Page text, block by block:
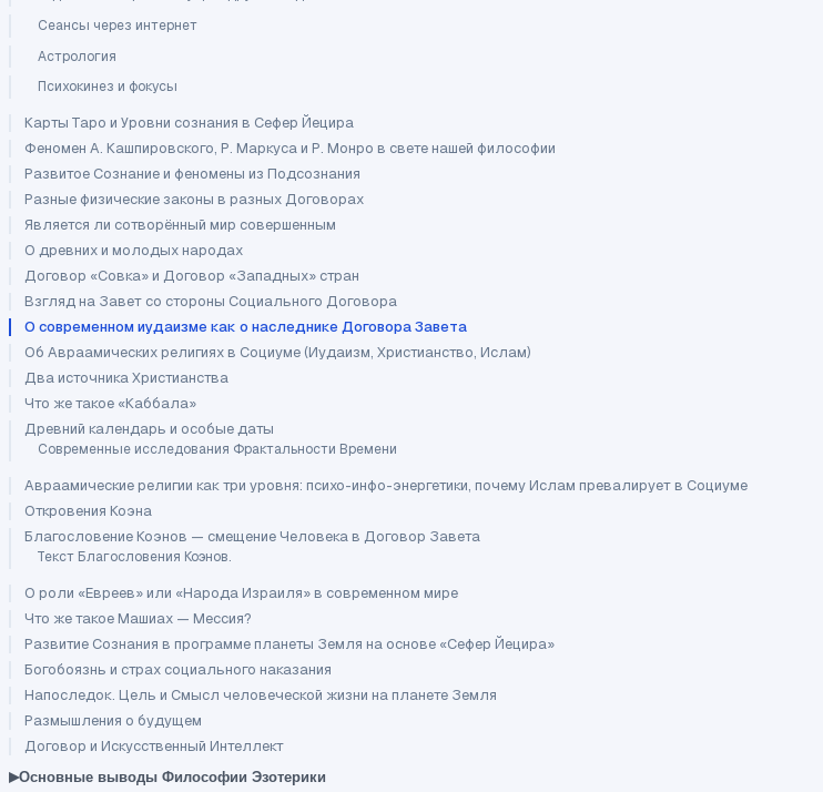
Сеансы через интернет
Астрология
Психокинез и фокусы
Карты Таро и Уровни сознания в Сефер Йецира
Феномен А. Кашпировского, Р. Маркуса и Р. Монро в свете нашей философии
Развитое Сознание и феномены из Подсознания
Разные физические законы в разных Договорах
Является ли сотворённый мир совершенным
О древних и молодых народах
Договор «Совка» и Договор «Западных» стран
Взгляд на Завет со стороны Социального Договора
О современном иудаизме как о наследнике Договора Завета
Об Авраамических религиях в Социуме (Иудаизм, Христианство, Ислам)
Два источника Христианства
Что же такое «Каббала»
Древний календарь и особые даты
Современные исследования Фрактальности Времени
Авраамические религии как три уровня: психо-инфо-энергетики, почему Ислам превалирует в Социуме
Откровения Коэна
Благословение Коэнов — смещение Человека в Договор Завета
Текст Благословения Коэнов.
О роли «Евреев» или «Народа Израиля» в современном мире
Что же такое Машиах — Мессия?
Развитие Сознания в программе планеты Земля на основе «Сефер Йецира»
Богобоязнь и страх социального наказания
Напоследок. Цель и Смысл человеческой жизни на планете Земля
Размышления о будущем
Договор и Искусственный Интеллект
▸Основные выводы Философии Эзотерики